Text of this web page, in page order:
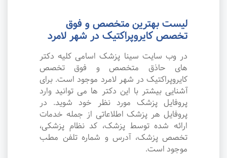
لیست بهترین متخصص و فوق
تخصص کایروپراکتیک در شهر لامرد
در وب سایت سینا پزشک اسامی کلیه دکتر
های حاذق متخصص و فوق تخصص
کایروپراکتیک در شهر لامرد موجود است. برای
آشنایی بیشتر با این دکتر ها می توانید وارد
پروفایل پزشک مورد نظر خود شوید. در
پروفایل هر پزشک اطلاعاتی از جمله خدمات
ارائه شده توسط پزشک، کد نظام پزشکی،
تخصص پزشک، آدرس و شماره تلفن مطب
موجود است.